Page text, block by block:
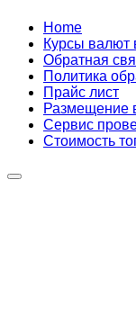
Skip
content
Home
Курсы валют
Обратная
Политика
Прайс лист
Размещение
Сервис
Стоимость